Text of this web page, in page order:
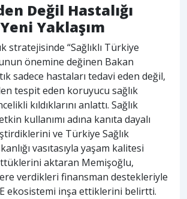
Değil Hastalığı
Yaklaşım
stratejisinde “Sağlıklı Türkiye
önemine değinen Bakan
sadece hastaları tedavi eden değil,
tespit eden koruyucu sağlık
kıldıklarını anlattı. Sağlık
kullanımı adına kanıta dayalı
ve Türkiye Sağlık
vasıtasıyla yaşam kalitesi
aktaran Memişoğlu,
verdikleri finansman destekleriyle
ekosistemi inşa ettiklerini belirtti.